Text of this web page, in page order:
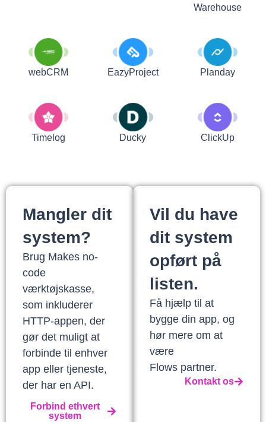
Warehouse
webCRM EazyProject Planday
Timelog Ducky ClickUp
Mangler dit
system?
Brug Makes no-
code
værktøjskasse,
som inkluderer
HTTP-appen, der
gør det muligt at
forbinde til enhver
app eller tjeneste,
der har en API.
Forbind ethvert
system
Vil du have
dit system
opført på
listen.
Få hjælp til at
bygge din app, og
hør mere om at
være
Flows partner.
Kontakt os